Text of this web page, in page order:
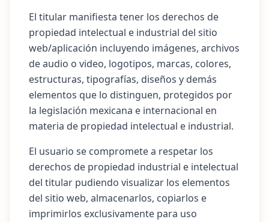
El titular manifiesta tener los derechos de
propiedad intelectual e industrial del sitio
web/aplicación incluyendo imágenes, archivos
de audio o video, logotipos, marcas, colores,
estructuras, tipografías, diseños y demás
elementos que lo distinguen, protegidos por
la legislación mexicana e internacional en
materia de propiedad intelectual e industrial.
El usuario se compromete a respetar los
derechos de propiedad industrial e intelectual
del titular pudiendo visualizar los elementos
del sitio web, almacenarlos, copiarlos e
imprimirlos exclusivamente para uso